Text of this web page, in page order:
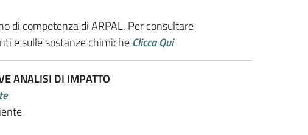
di competenza di ARPAL. Per consultare
e sulle sostanze chimiche Clicca Qui
ANALISI DI IMPATTO